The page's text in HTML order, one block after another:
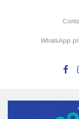
WhatsApp